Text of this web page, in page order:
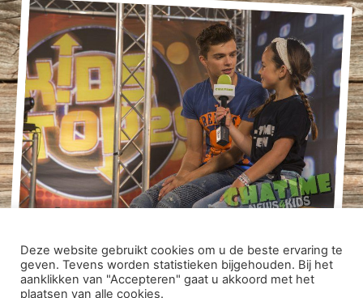
DISCLAIMER|PRIVACY VERKLARING | ONTWIKKELD DOOR:
Deze website gebruikt cookies om u de beste ervaring te
geven. Tevens worden statistieken bijgehouden. Bij het
aanklikken van "Accepteren" gaat u akkoord met het
plaatsen van alle cookies.